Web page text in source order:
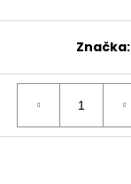
Značka: